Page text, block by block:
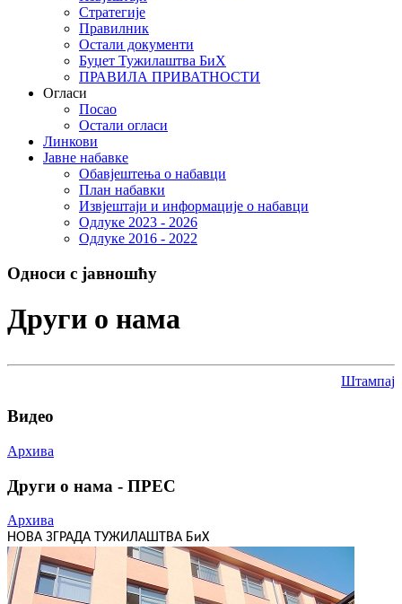
Стратегије
Правилник
Остали документи
Буџет Тужилаштва БиХ
ПРАВИЛА ПРИВАТНОСТИ
Огласи
Посао
Остали огласи
Линкови
Јавне набавке
Обавјештења о набавци
План набавки
Извјештаји и информације о набавци
Одлуке 2023 - 2026
Одлуке 2016 - 2022
Односи с јавношћу
Други о нама
Штампај
Видео
Архива
Други о нама - ПРЕС
Архива
НОВА ЗГРАДА ТУЖИЛАШТВА БиХ